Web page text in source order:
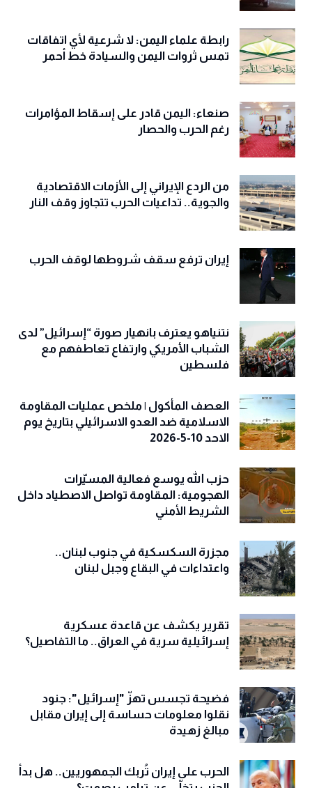
رابطة علماء اليمن: لا شرعية لأي اتفاقات
تمس ثروات اليمن والسيادة خط أحمر
صنعاء: اليمن قادر على إسقاط المؤامرات
رغم الحرب والحصار
من الردع الإيراني إلى الأزمات الاقتصادية
والجوية.. تداعيات الحرب تتجاوز وقف النار
إيران ترفع سقف شروطها لوقف الحرب
نتنياهو يعترف بانهيار صورة “إسرائيل” لدى
الشباب الأمريكي وارتفاع تعاطفهم مع
فلسطين
العصف المأكول | ملخص عمليات المقاومة
الاسلامية ضد العدو الاسرائيلي بتاريخ يوم
الاحد 10-5-2026
حزب الله يوسع فعالية المسيّرات
الهجومية: المقاومة تواصل الاصطياد داخل
الشريط الأمني
مجزرة السكسكية في جنوب لبنان..
واعتداءات في البقاع وجبل لبنان
تقرير يكشف عن قاعدة عسكرية
إسرائيلية سرية في العراق.. ما التفاصيل؟
فضيحة تجسس تهزّ "إسرائيل": جنود
نقلوا معلومات حساسة إلى إيران مقابل
مبالغ زهيدة
الحرب على إيران تُربك الجمهوريين.. هل بدأ